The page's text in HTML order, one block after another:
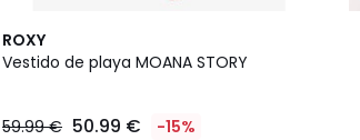
ROXY
Vestido de playa MOANA STORY
59.99 € 50.99 € -15%